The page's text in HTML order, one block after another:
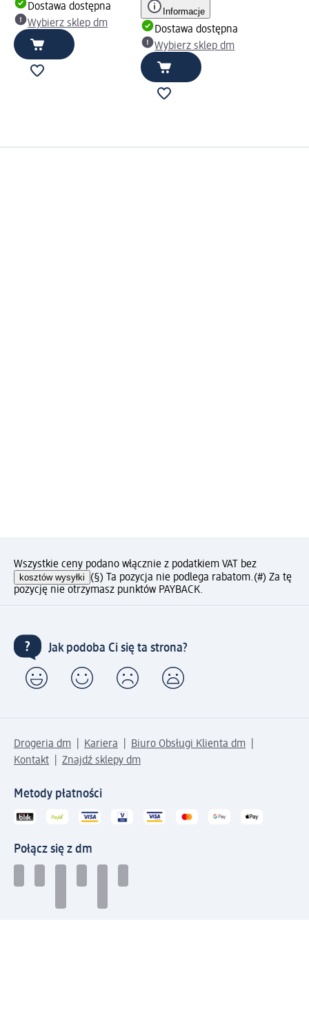
Dostawa dostępna
Wybierz sklep dm
Informacje
Dostawa dostępna
Wybierz sklep dm
Wszystkie ceny podano włącznie z podatkiem VAT bez
kosztów wysyłki (§) Ta pozycja nie podlega rabatom.(#) Za tę
pozycję nie otrzymasz punktów PAYBACK.
Jak podoba Ci się ta strona?
Drogeria dm Kariera
Biuro Obsługi Klienta dm
Kontakt
Znajdź sklepy dm
Metody płatności
Połącz się z dm